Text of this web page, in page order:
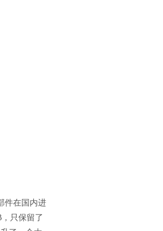
件在国内进
只保留了